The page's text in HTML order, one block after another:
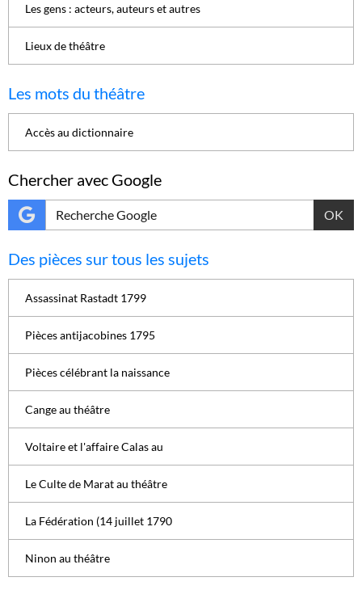
Les gens : acteurs, auteurs et autres
Lieux de théâtre
Les mots du théâtre
Accès au dictionnaire
Chercher avec Google
OK
Des pièces sur tous les sujets
Assassinat Rastadt 1799
Pièces antijacobines 1795
Pièces célébrant la naissance
Cange au théâtre
Voltaire et l'affaire Calas au
Le Culte de Marat au théâtre
La Fédération (14 juillet 1790
Ninon au théâtre